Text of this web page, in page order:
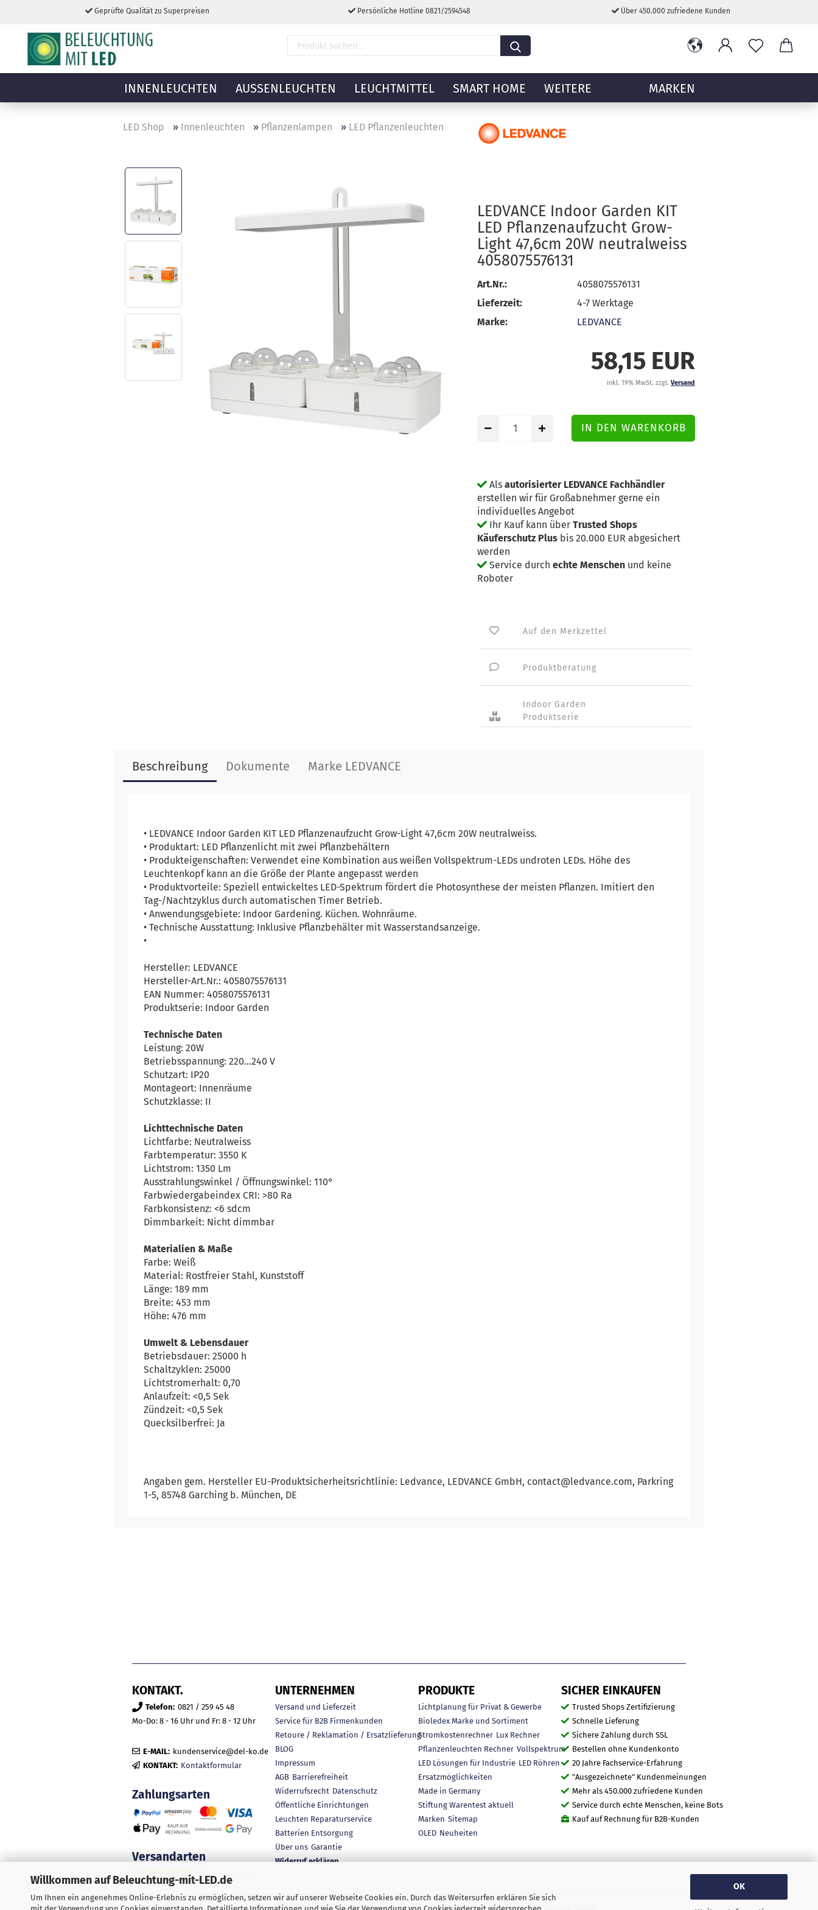
Willkommen auf Beleuchtung-mit-LED.de
Um Ihnen ein angenehmes Online-Erlebnis zu ermöglichen, setzen wir auf unserer Webseite Cookies ein. Durch das Weitersurfen erklären Sie sich
OK
Geprüfte Qualität zu Superpreisen Persönliche Hotline 0821/2594548 Über 450.000 zufriedene Kunden
INNENLEUCHTEN AUSSENLEUCHTEN LEUCHTMITTEL SMART HOME MARKEN
WEITERE
LED Shop » Innenleuchten » Pflanzenlampen » LED Pflanzenleuchten
LEDVANCE Indoor Garden KIT
LED Pflanzenaufzucht Grow-
Light 47,6cm 20W neutralweiss
4058075576131
Art.Nr.:
4058075576131
Lieferzeit:
4-7 Werktage
Marke:
LEDVANCE
58,15 EUR
inkl. 19% MwSt. zzgl. Versand
Als autorisierter LEDVANCE Fachhändler
erstellen wir für Großabnehmer gerne ein
individuelles Angebot
Ihr Kauf kann über Trusted Shops
Käuferschutz Plus bis 20.000 EUR abgesichert
werden
Service durch echte Menschen und keine
Roboter
Auf den Merkzettel
Produktberatung
Indoor Garden
Produktserie
Beschreibung Dokumente Marke LEDVANCE
• LEDVANCE Indoor Garden KIT LED Pflanzenaufzucht Grow-Light 47,6cm 20W neutralweiss.
• Produktart: LED Pflanzenlicht mit zwei Pflanzbehältern
• Produkteigenschaften: Verwendet eine Kombination aus weißen Vollspektrum-LEDs undroten LEDs. Höhe des
Leuchtenkopf kann an die Größe der Plante angepasst werden
• Produktvorteile: Speziell entwickeltes LED-Spektrum fördert die Photosynthese der meisten Pflanzen. Imitiert den
Tag-/Nachtzyklus durch automatischen Timer Betrieb.
• Anwendungsgebiete: Indoor Gardening. Küchen. Wohnräume.
• Technische Ausstattung: Inklusive Pflanzbehälter mit Wasserstandsanzeige.
•
Hersteller: LEDVANCE
Hersteller-Art.Nr.: 4058075576131
EAN Nummer: 4058075576131
Produktserie: Indoor Garden
Technische Daten
Leistung: 20W
Betriebsspannung: 220…240 V
Schutzart: IP20
Montageort: Innenräume
Schutzklasse: II
Lichttechnische Daten
Lichtfarbe: Neutralweiss
Farbtemperatur: 3550 K
Lichtstrom: 1350 Lm
Ausstrahlungswinkel / Öffnungswinkel: 110°
Farbwiedergabeindex CRI: >80 Ra
Farbkonsistenz: <6 sdcm
Dimmbarkeit: Nicht dimmbar
Materialien & Maße
Farbe: Weiß
Material: Rostfreier Stahl, Kunststoff
Länge: 189 mm
Breite: 453 mm
Höhe: 476 mm
Umwelt & Lebensdauer
Betriebsdauer: 25000 h
Schaltzyklen: 25000
Lichtstromerhalt: 0,70
Anlaufzeit: <0,5 Sek
Zündzeit: <0,5 Sek
Quecksilberfrei: Ja
Angaben gem. Hersteller EU-Produktsicherheitsrichtlinie: Ledvance, LEDVANCE GmbH, contact@ledvance.com, Parkring
1-5, 85748 Garching b. München, DE
KONTAKT.
Telefon: 0821 / 259 45 48
Mo-Do: 8 - 16 Uhr und Fr: 8 - 12 Uhr
E-MAIL: kundenservice@del-ko.de
KONTAKT: Kontaktformular
Zahlungsarten
Versandarten
UNTERNEHMEN
Versand und Lieferzeit
Service für B2B Firmenkunden
Retoure / Reklamation / Ersatzlieferung
BLOG
Impressum
AGB Barrierefreiheit
Widerrufsrecht Datenschutz
Öffentliche Einrichtungen
Leuchten Reparaturservice
Batterien Entsorgung
Über uns Garantie
Widerruf erklären
PRODUKTE
Lichtplanung für Privat & Gewerbe
Bioledex Marke und Sortiment
Stromkostenrechner Lux Rechner
Pflanzenleuchten Rechner Vollspektrum
LED Lösungen für Industrie LED Röhren
Ersatzmöglichkeiten
Made in Germany
Stiftung Warentest aktuell
Marken Sitemap
OLED Neuheiten
SICHER EINKAUFEN
Trusted Shops Zertifizierung
Schnelle Lieferung
Sichere Zahlung durch SSL
Bestellen ohne Kundenkonto
20 Jahre Fachservice-Erfahrung
"Ausgezeichnete" Kundenmeinungen
Mehr als 450.000 zufriedene Kunden
Service durch echte Menschen, keine Bots
Kauf auf Rechnung für B2B-Kunden